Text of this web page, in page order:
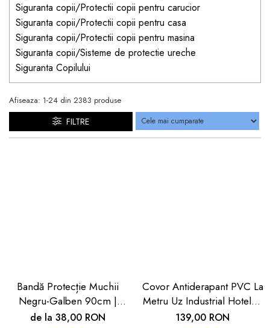
Siguranta copii/Protectii copii pentru carucior
Siguranta copii/Protectii copii pentru casa
Siguranta copii/Protectii copii pentru masina
Siguranta copii/Sisteme de protectie ureche
Siguranta Copilului
Afiseaza: 1-24 din 2383 produse
FILTRE
Bandă Protecție Muchii
Negru-Galben 90cm |
Carboysafety
de la 38,00 RON
Covor Antiderapant PVC La
Metru Uz Industrial Hoteluri
| Carboysafety
139,00 RON